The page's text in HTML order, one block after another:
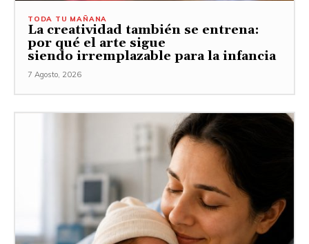
TODA TU MAÑANA
La creatividad también se entrena:
por qué el arte sigue
siendo irremplazable para la infancia
7 Agosto, 2026